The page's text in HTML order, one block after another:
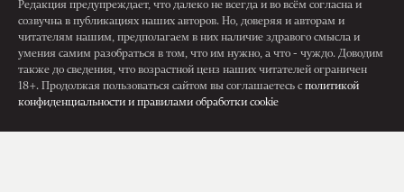
Редакция предупреждает, что далеко не всегда и во всём согласна и
созвучна в публикациях наших авторов. Но, доверяя и авторам и
читателям нашим, предполагаем в них наличие здравого смысла и
умения самим разобраться в том, что им нужно, а что - чуждо. Доводим
также до сведения, что возрастной ценз наших читателей ограничен
18+. Продолжая пользоваться сайтом вы соглашаетесь с политикой
конфиденциальности и правилами обработки cookie